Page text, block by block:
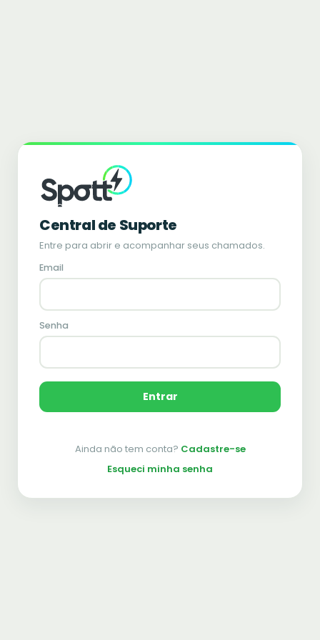
Central de Suporte
Entre para abrir e acompanhar seus chamados.
Email
Senha
Entrar
Ainda não tem conta? Cadastre-se
Esqueci minha senha